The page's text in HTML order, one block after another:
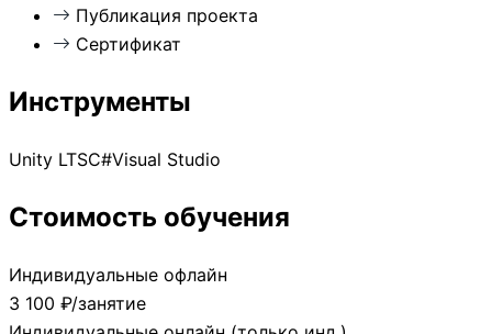
Публикация проекта
Сертификат
Инструменты
Unity LTSC#Visual Studio
Стоимость обучения
Индивидуальные офлайн
3 100 ₽/занятие